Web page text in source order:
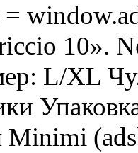
=
10».
L/XL
Minimi